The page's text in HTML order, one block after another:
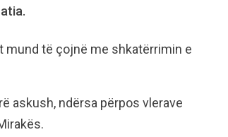
mund të çojnë me shkatërrimin e
askush, ndërsa përpos vlerave